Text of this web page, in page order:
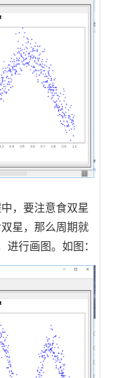
，要注意食双星
星，那么周期就
进行画图。如图：